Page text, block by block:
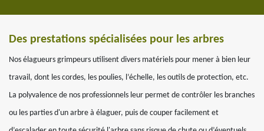
Des prestations spécialisées pour les arbres
Nos élagueurs grimpeurs utilisent divers matériels pour mener à bien leur
travail, dont les cordes, les poulies, l’échelle, les outils de protection, etc.
La polyvalence de nos professionnels leur permet de contrôler les branches
ou les parties d'un arbre à élaguer, puis de couper facilement et